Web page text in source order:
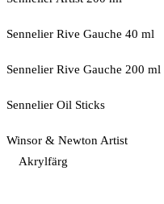
Sennelier Rive Gauche 40 ml
Sennelier Rive Gauche 200 ml
Sennelier Oil Sticks
Winsor & Newton Artist
Akrylfärg